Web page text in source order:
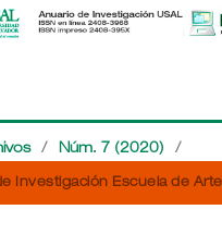
/ Núm. 7 (2020) /
Investigación Escuela de